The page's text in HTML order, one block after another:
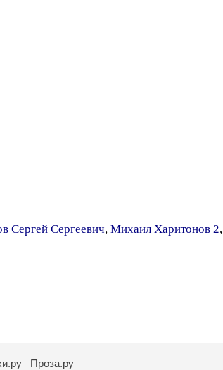
Сергей Сергеевич, Михаил Харитонов 2,
Проза.ру